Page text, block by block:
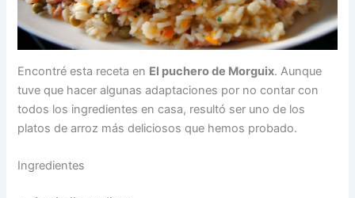
Encontré esta receta en El puchero de Morguix. Aunque
tuve que hacer algunas adaptaciones por no contar con
todos los ingredientes en casa, resultó ser uno de los
platos de arroz más deliciosos que hemos probado.
Ingredientes